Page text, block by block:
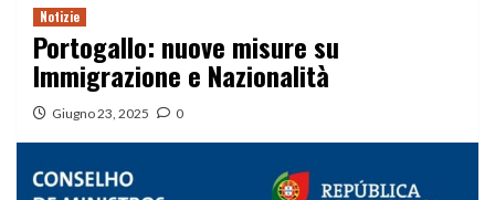
Notizie
Portogallo: nuove misure su
Immigrazione e Nazionalità
Giugno 23, 2025 0